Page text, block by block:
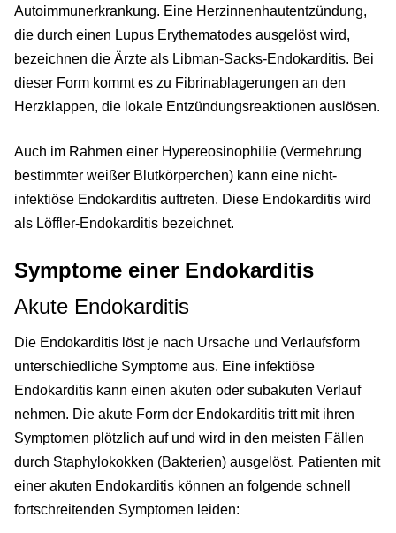
Autoimmunerkrankung. Eine Herzinnenhautentzündung,
die durch einen Lupus Erythematodes ausgelöst wird,
bezeichnen die Ärzte als Libman-Sacks-Endokarditis. Bei
dieser Form kommt es zu Fibrinablagerungen an den
Herzklappen, die lokale Entzündungsreaktionen auslösen.
Auch im Rahmen einer Hypereosinophilie (Vermehrung
bestimmter weißer Blutkörperchen) kann eine nicht-
infektiöse Endokarditis auftreten. Diese Endokarditis wird
als Löffler-Endokarditis bezeichnet.
Symptome einer Endokarditis
Akute Endokarditis
Die Endokarditis löst je nach Ursache und Verlaufsform
unterschiedliche Symptome aus. Eine infektiöse
Endokarditis kann einen akuten oder subakuten Verlauf
nehmen. Die akute Form der Endokarditis tritt mit ihren
Symptomen plötzlich auf und wird in den meisten Fällen
durch Staphylokokken (Bakterien) ausgelöst. Patienten mit
einer akuten Endokarditis können an folgende schnell
fortschreitenden Symptomen leiden: